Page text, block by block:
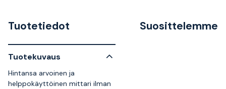
Tuotetiedot
Tuotekuvaus
Hintansa arvoinen ja
helppokäyttöinen mittari ilman
Suosittelemme